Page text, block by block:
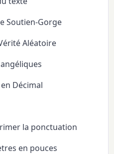
Soutien-Gorge
Aléatoire
Décimal
la ponctuation
en pouces